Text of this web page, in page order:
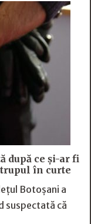
după ce și-ar fi
în curte
Botoșani a
suspectată că